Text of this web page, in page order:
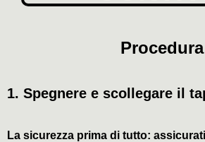
1. Spegnere e scollegare il
La sicurezza prima di tutto: